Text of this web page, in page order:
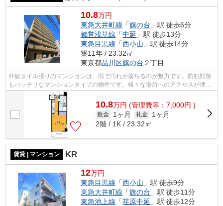
10.8万円
東急大井町線 「旗の台 」駅 徒歩6分
都営浅草線 「中延 」駅 徒歩13分
東急目黒線 「西小山 」駅 徒歩14分
築11年 / 23.32㎡
東京都品川区旗の台 ２丁目
外観タイル張りのマンションは、雨で汚れが落ちるのが魅力です。防犯対策
もバッチリなマンションタイプの物件です。様々な場所へのアクセスが便利
になる、2駅利用可能なマンションです...
10.8万円 (管理費等：7,000円 )
敷金 1ヶ月 礼金
1ヶ月
2階 / 1K / 23.32㎡
賃貸 | マンション KR
12万円
東急目黒線 「西小山 」駅 徒歩9分
東急大井町線 「旗の台 」駅 徒歩11分
東急池上線 「荏原中延 」駅 徒歩12分